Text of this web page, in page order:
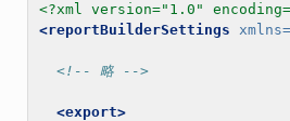
<?xml version="1.0"
<reportBuilderSettings
xmlns=
<!-- 略 -->
<export>